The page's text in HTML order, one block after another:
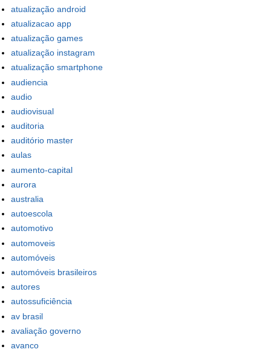
atualização android
atualizacao app
atualização games
atualização instagram
atualização smartphone
audiencia
audio
audiovisual
auditoria
auditório master
aulas
aumento-capital
aurora
australia
autoescola
automotivo
automoveis
automóveis
automóveis brasileiros
autores
autossuficiência
av brasil
avaliação governo
avanco